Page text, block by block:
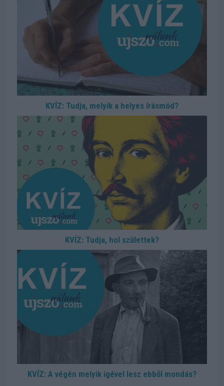
KVÍZ: Tudja, melyik a helyes írásmód?
KVÍZ: Tudja, hol születtek?
KVÍZ: A végén melyik igével lesz ebből mondás?